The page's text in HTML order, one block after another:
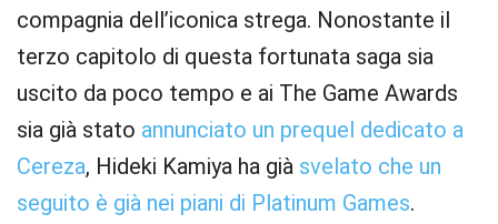
compagnia dell’iconica strega. Nonostante il
terzo capitolo di questa fortunata saga sia
uscito da poco tempo e ai The Game Awards
sia già stato annunciato un prequel dedicato a
Cereza, Hideki Kamiya ha già svelato che un
seguito è già nei piani di Platinum Games.